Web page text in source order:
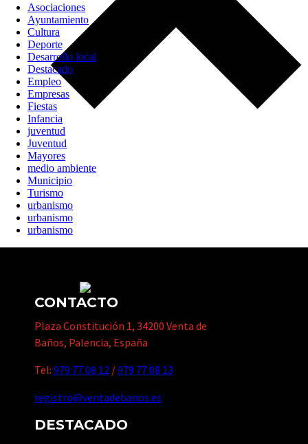
Asociaciones
Ayuntamiento
Cultura
Deporte
Desarrollo local
Destacado
Empleo
Empresas
Fiestas
Infancia
juventud
Juventud
Mayores
medio ambiente
Municipio
Turismo
urbanismo
urbanismo
urbanismo
CONTACTO
Plaza Constitución 1, 34200 Venta de
Baños, Palencia, España
Tel: 979 77 08 12 /979 77 08 13
registro@ventadebanos.es
DESTACADO